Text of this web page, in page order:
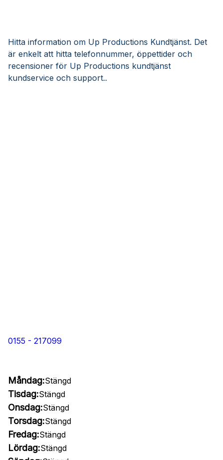
Hitta information om Up Productions Kundtjänst. Det
är enkelt att hitta telefonnummer, öppettider och
recensioner för Up Productions kundtjänst
kundservice och support..
0155 - 217099
Måndag:Stängd
Tisdag:Stängd
Onsdag:Stängd
Torsdag:Stängd
Fredag:Stängd
Lördag:Stängd